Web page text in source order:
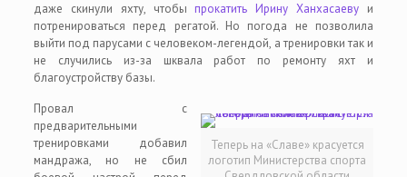
даже скинули яхту, чтобы прокатить Ирину Ханхасаеву и
потренироваться перед регатой. Но погода не позволила
выйти под парусами с человеком-легендой, а тренировки так и
не случились из-за шквала работ по ремонту яхт и
благоустройству базы.
Теперь на «Славе» красуется
логотип Министерства спорта
Провал с
предварительными
тренировками добавил
мандража, но не сбил